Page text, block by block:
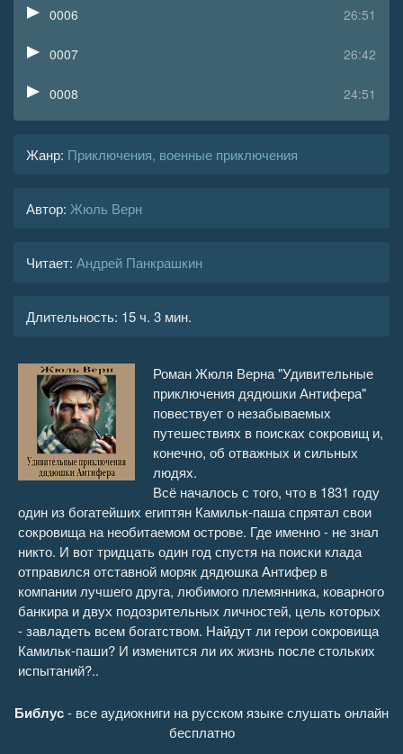
26:51
0006
26:42
0007
24:51
0008
0011
22:52
0015
0016
21:13
0017
20:47
23:32
0019
0020
24:10
0021
25:59
0022
Жанр: Приключения, военные приключения
Автор: Жюль Верн
Читает: Андрей Панкрашкин
Длительность: 15 ч. 3 мин.
Роман Жюля Верна "Удивительные
приключения дядюшки Антифера"
повествует о незабываемых
путешествиях в поисках сокровищ и,
конечно, об отважных и сильных
людях.
Всё началось с того, что в 1831 году
один из богатейших египтян Камильк-паша спрятал свои
сокровища на необитаемом острове. Где именно - не знал
никто. И вот тридцать один год спустя на поиски клада
отправился отставной моряк дядюшка Антифер в
компании лучшего друга, любимого племянника, коварного
банкира и двух подозрительных личностей, цель которых
- завладеть всем богатством. Найдут ли герои сокровища
Камильк-паши? И изменится ли их жизнь после стольких
испытаний?..
Библус- все аудиокниги на русском языке слушать онлайн
бесплатно